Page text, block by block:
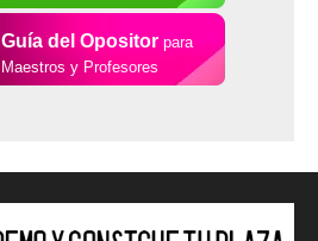
Guía del Opositor para
Maestros y Profesores